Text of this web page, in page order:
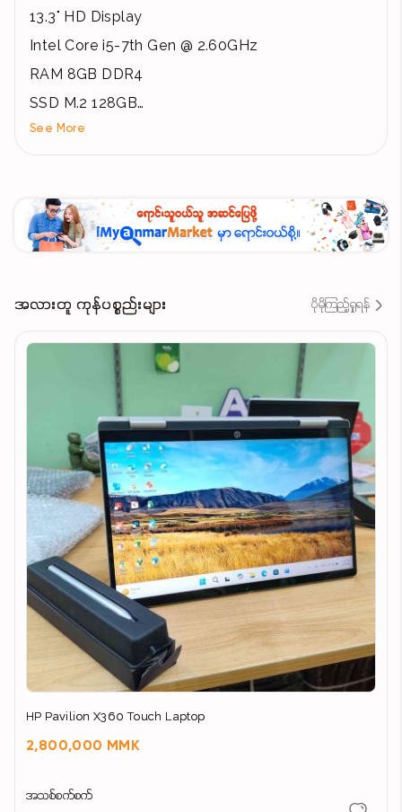
13.3" HD Display
Intel Core i5-7th Gen @ 2.60GHz
RAM 8GB DDR4
SSD M.2 128GB
Battery 🔋 Up to 4 Hours
🛡 Warranty (3 Months)
🛠 Lifetime Free Service
🚚 Yangon Delivery – အိမ်တိုင်ရာတိုင် ငွေချေ
🏬 Shop Location
✨ IDEA@ Computer Sale & Service
အမှတ် 1561, လှော်ကားလမ်းမပေါ်
တောင်ဒဂုံ (57) ရပ်ကွက်
📞 09441500101
📲 Viber / Telegram Available
See More
အလားတူ ကုန်ပစ္စည်းများ ပိုမိုကြည့်ရှုရန်
HP Pavilion X360 Touch Laptop
2,800,000 MMK
အသစ်စက်စက်